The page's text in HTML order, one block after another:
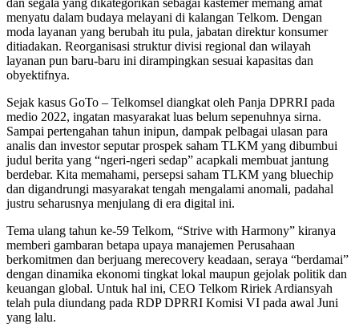
menyatu dalam budaya melayani di kalangan Telkom. Dengan
moda layanan yang berubah itu pula, jabatan direktur konsumer
ditiadakan. Reorganisasi struktur divisi regional dan wilayah
layanan pun baru-baru ini dirampingkan sesuai kapasitas dan
obyektifnya.
Sejak kasus GoTo – Telkomsel diangkat oleh Panja DPRRI pada
medio 2022, ingatan masyarakat luas belum sepenuhnya sirna.
Sampai pertengahan tahun inipun, dampak pelbagai ulasan para
analis dan investor seputar prospek saham TLKM yang dibumbui
judul berita yang “ngeri-ngeri sedap” acapkali membuat jantung
berdebar. Kita memahami, persepsi saham TLKM yang bluechip
dan digandrungi masyarakat tengah mengalami anomali, padahal
justru seharusnya menjulang di era digital ini.
Tema ulang tahun ke-59 Telkom, “Strive with Harmony” kiranya
memberi gambaran betapa upaya manajemen Perusahaan
berkomitmen dan berjuang merecovery keadaan, seraya “berdamai”
dengan dinamika ekonomi tingkat lokal maupun gejolak politik dan
keuangan global. Untuk hal ini, CEO Telkom Ririek Ardiansyah
telah pula diundang pada RDP DPRRI Komisi VI pada awal Juni
yang lalu.